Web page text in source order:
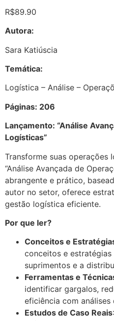
R$89.90
Autora:
Sara Katiúscia
Temática:
Logística – Análise –
Páginas: 206
Lançamento: “Análise
Logísticas”
Transforme suas
“Análise Avançada de
abrangente e prático,
autor no setor, oferece
gestão logística eficiente.
Por que ler?
Conceitos e
conceitos e
suprimentos e a
Ferramentas e
identificar gargalos,
eficiência com
Estudos de Caso Reais